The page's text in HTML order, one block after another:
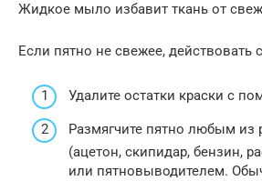
Жидкое мыло избавит ткань от
Если пятно не свежее, действовать
Удалите остатки краски с
Размягчите пятно любым из
(ацетон, скипидар, бензин,
или пятновыводителем.